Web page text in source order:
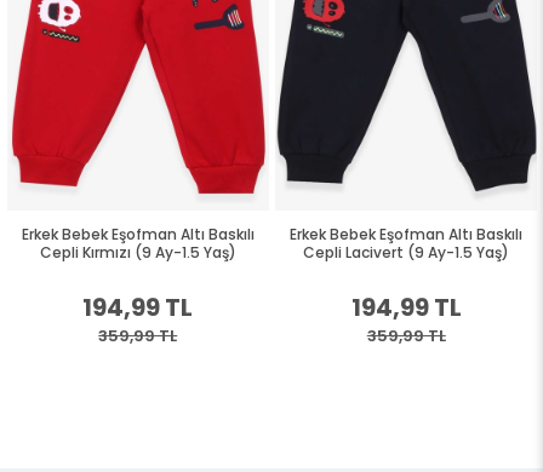
Erkek Bebek Eşofman Altı Baskılı
Cepli Kırmızı (9 Ay-1.5 Yaş)
194,99 TL
359,99 TL
Erkek Bebek Eşofman Altı Baskılı
Cepli Lacivert (9 Ay-1.5 Yaş)
194,99 TL
359,99 TL